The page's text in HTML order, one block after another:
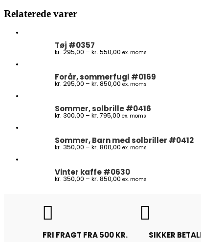
Relaterede varer
Tøj #0357
kr. 295,00 – kr. 550,00 Prisinterval:
ex. moms
Forår, sommerfugl #0169
kr. 295,00 – kr. 850,00 Prisinterval:
ex. moms
Sommer, solbrille #0416
kr. 300,00 – kr. 795,00 Prisinterval:
ex. moms
Sommer, Barn med solbriller #0412
kr. 350,00 – kr. 800,00 Prisinterval:
ex. moms
Vinter kaffe #0630
kr. 350,00 – kr. 850,00 Prisinterval:
ex. moms

FRI FRAGT FRA 500 KR.

SIKKER